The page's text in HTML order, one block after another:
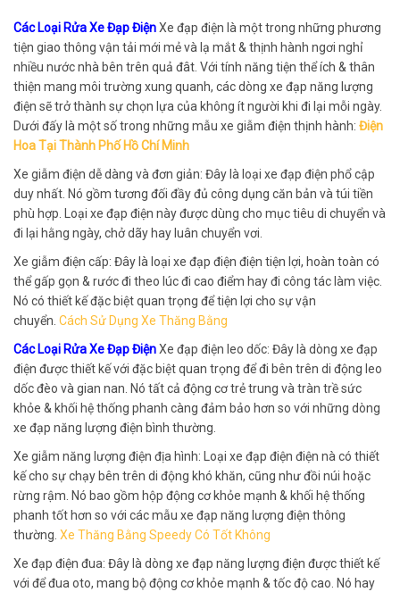
Các Loại Rửa Xe Đạp ĐiệnXe đạp điện là một trong những phương
tiện giao thông vận tải mới mẻ và lạ mắt & thịnh hành ngơi nghỉ
nhiều nước nhà bên trên quả đât. Với tính năng tiện thể ích & thân
thiện mang môi trường xung quanh, các dòng xe đạp năng lượng
điện sẽ trở thành sự chọn lựa của không ít người khi đi lại mỗi ngày.
Dưới đấy là một số trong những mẫu xe giẫm điện thịnh hành: Điện
Hoa Tại Thành Phố Hồ Chí Minh
Xe giẫm điện dễ dàng và đơn giản: Đây là loại xe đạp điện phổ cập
duy nhất. Nó gồm tương đối đầy đủ công dụng căn bản và túi tiền
phù hợp. Loại xe đạp điện này được dùng cho mục tiêu di chuyển và
đi lại hằng ngày, chở dãy hay luân chuyển vơi.
Xe giẫm điện cấp: Đây là loại xe đạp điện điện tiện lợi, hoàn toàn có
thể gấp gọn & rước đi theo lúc đi cao điểm hay đi công tác làm việc.
Nó có thiết kế đặc biệt quan trọng để tiện lợi cho sự vận
chuyển. Cách Sử Dụng Xe Thăng Bằng
Các Loại Rửa Xe Đạp ĐiệnXe đạp điện leo dốc: Đây là dòng xe đạp
điện được thiết kế với đặc biệt quan trọng để đi bên trên di động leo
dốc đèo và gian nan. Nó tất cả động cơ trẻ trung và tràn trề sức
khỏe & khối hệ thống phanh càng đảm bảo hơn so với những dòng
xe đạp năng lượng điện bình thường.
Xe giẫm năng lượng điện địa hình: Loại xe đạp điện điện nà có thiết
kế cho sự chạy bên trên di động khó khăn, cũng như đồi núi hoặc
rừng rậm. Nó bao gồm hộp động cơ khỏe mạnh & khối hệ thống
phanh tốt hơn so với các mẫu xe đạp năng lượng điện thông
thường. Xe Thăng Bằng Speedy Có Tốt Không
Xe đạp điện đua: Đây là dòng xe đạp năng lượng điện được thiết kế
với để đua oto, mang bộ động cơ khỏe mạnh & tốc độ cao. Nó hay